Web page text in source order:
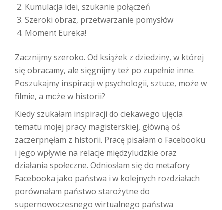
Kumulacja idei, szukanie połączeń
Szeroki obraz, przetwarzanie pomysłów
Moment Eureka!
Zacznijmy szeroko. Od książek z dziedziny, w której
się obracamy, ale sięgnijmy też po zupełnie inne.
Poszukajmy inspiracji w psychologii, sztuce, może w
filmie, a może w historii?
Kiedy szukałam inspiracji do ciekawego ujęcia
tematu mojej pracy magisterskiej, główną oś
zaczerpnęłam z historii. Pracę pisałam o Facebooku
i jego wpływie na relacje międzyludzkie oraz
działania społeczne. Odniosłam się do metafory
Facebooka jako państwa i w kolejnych rozdziałach
porównałam państwo starożytne do
supernowoczesnego wirtualnego państwa